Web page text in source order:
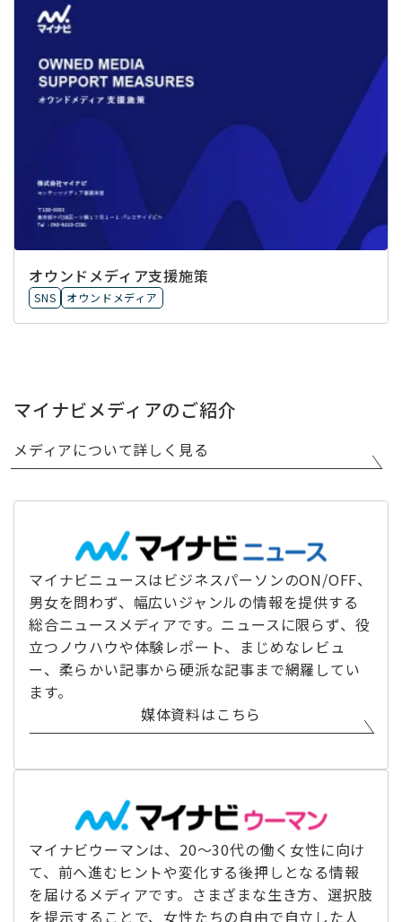
オウンドメディア支援施策
SNS オウンドメディア
マイナビメディアのご紹介
メディアについて詳しく見る
マイナビニュースはビジネスパーソンのON/OFF、
男女を問わず、幅広いジャンルの情報を提供する
総合ニュースメディアです。ニュースに限らず、役
立つノウハウや体験レポート、まじめなレビュ
ー、柔らかい記事から硬派な記事まで網羅してい
ます。
媒体資料はこちら
マイナビウーマンは、20～30代の働く女性に向け
て、前へ進むヒントや変化する後押しとなる情報
を届けるメディアです。さまざまな生き方、選択肢
を提示することで、女性たちの自由で自立した人